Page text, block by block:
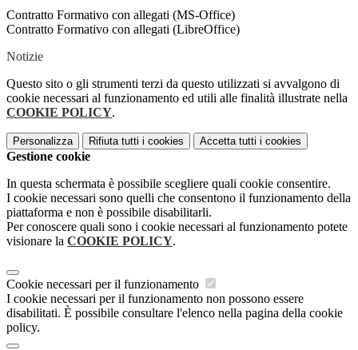
Contratto Formativo con allegati (MS-Office)
Contratto Formativo con allegati (LibreOffice)
Notizie
Questo sito o gli strumenti terzi da questo utilizzati si avvalgono di
cookie necessari al funzionamento ed utili alle finalità illustrate nella
COOKIE POLICY.
Personalizza Rifiuta tutti i cookies Accetta tutti i cookies
Gestione cookie
In questa schermata è possibile scegliere quali cookie consentire.
I cookie necessari sono quelli che consentono il funzionamento della
piattaforma e non è possibile disabilitarli.
Per conoscere quali sono i cookie necessari al funzionamento potete
visionare la COOKIE POLICY.
Cookie necessari per il funzionamento
I cookie necessari per il funzionamento non possono essere
disabilitati. È possibile consultare l'elenco nella pagina della cookie
policy.